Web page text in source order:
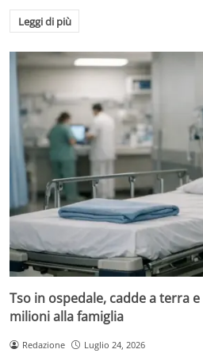
Leggi di più
Tso in ospedale, cadde a terra
milioni alla famiglia
Redazione Luglio 24, 2026